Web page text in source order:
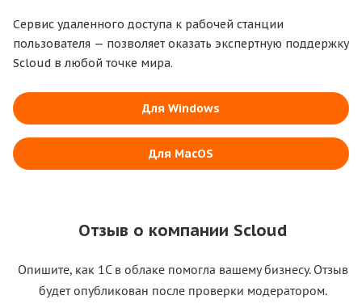
Сервис удаленного доступа к рабочей станции
пользователя — позволяет оказать экспертную поддержку
Scloud в любой точке мира.
Для Windows
Для MacOS
Отзыв о компании Scloud
Опишите, как 1С в облаке помогла вашему бизнесу. Отзыв
будет опубликован после проверки модератором.